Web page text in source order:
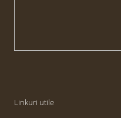
Linkuri utile